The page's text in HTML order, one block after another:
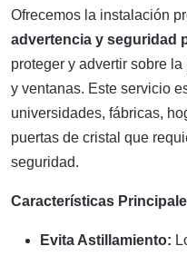
Ofrecemos la instalación
advertencia y seguridad
proteger y advertir sobre
y ventanas. Este servicio
universidades, fábricas,
puertas de cristal que
seguridad.
Características
Evita Astillamiento: